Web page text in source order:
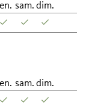
sam. dim.
sam. dim.